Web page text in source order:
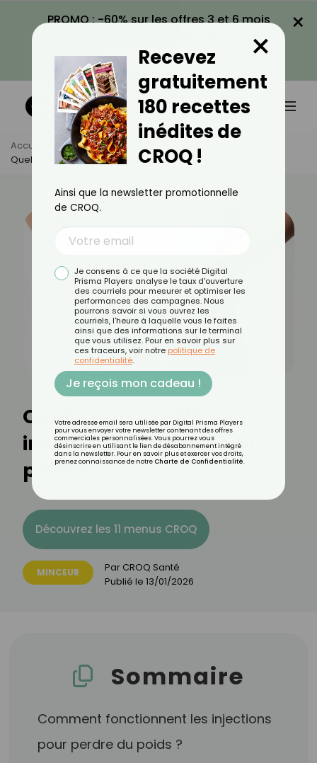
PROMO : -60% sur les offres 3 et 6 mois
VOIR LA PROMO
×
Accueil Actus
Minceur
Quelle Est La Meilleure Injection Pour Perdre Du Poids ?
Quelle est la meilleure
injection pour perdre du
poids ?
Découvrez les 11 menus CROQ
MINCEUR Par CROQ Santé
Publié le 13/01/2026
Sommaire
Comment fonctionnent les injections
pour perdre du poids ?
Recevez
gratuitement
180 recettes
inédites de
CROQ !
×
Ainsi que la newsletter promotionnelle
de CROQ.
Je consens à ce que la société Digital
Prisma Players analyse le taux d'ouverture
des courriels pour mesurer et optimiser les
performances des campagnes. Nous
pourrons savoir si vous ouvrez les
courriels, l'heure à laquelle vous le faites
ainsi que des informations sur le terminal
que vous utilisez. Pour en savoir plus sur
ces traceurs, voir notre politique de
confidentialité.
Je reçois mon cadeau !
Votre adresse email sera utilisée par Digital Prisma Players
pour vous envoyer votre newsletter contenant des offres
commerciales personnalisées. Vous pourrez vous
désinscrire en utilisant le lien de désabonnement intégré
dans la newsletter. Pour en savoir plus et exercer vos droits,
prenez connaissance de notre Charte de Confidentialité.